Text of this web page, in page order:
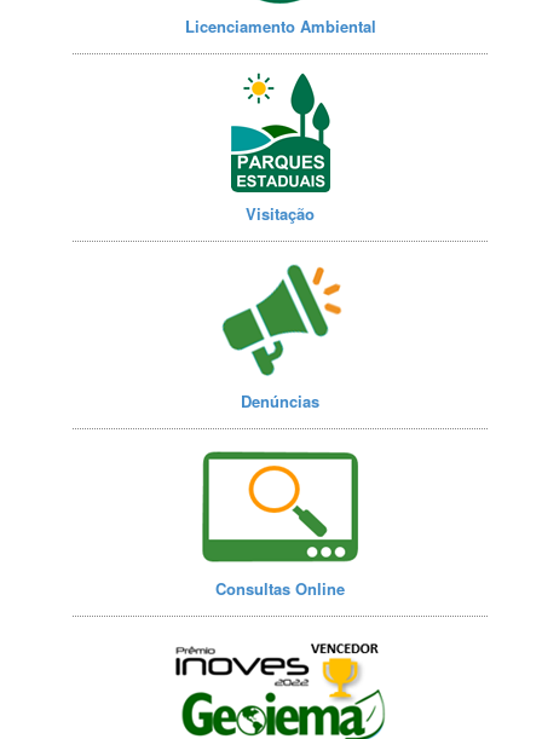
Licenciamento Ambiental
Visitação
Denúncias
Consultas Online